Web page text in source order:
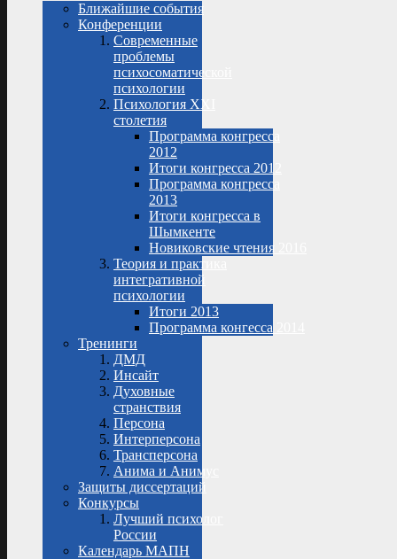
Ближайшие события
Конференции
Современные
проблемы
психосоматической
психологии
Психология XXI
столетия
Программа конгресса
2012
Итоги конгресса 2012
Программа конгресса
2013
Итоги конгресса в
Шымкенте
Новиковские чтения 2016
Теория и практика
интегративной
психологии
Итоги 2013
Программа конгесса 2014
Тренинги
ДМД
Инсайт
Духовные
странствия
Персона
Интерперсона
Трансперсона
Анима и Анимус
Защиты диссертаций
Конкурсы
Лучший психолог
России
Календарь МАПН